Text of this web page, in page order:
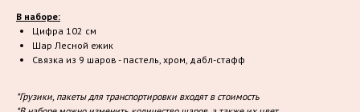
В наборе:
Цифра 102 см
Шар Лесной ежик
Связка из 9 шаров - пастель, хром, дабл-стафф
*Грузики, пакеты для транспортировки входят в стоимость